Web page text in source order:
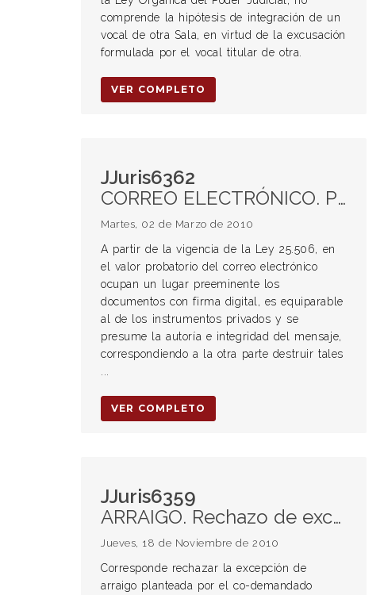
comprende la hipótesis de integración de un
vocal de otra Sala, en virtud de la excusación
formulada por el vocal titular de otra.
VER COMPLETO
JJuris6362
CORREO ELECTRÓNICO. Prueba. Valor probatorio. DAÑOS Y PERJUICIOS. Responsabilidad precontractual. Firma digital.
Martes, 02 de Marzo de 2010
A partir de la vigencia de la Ley 25.506, en
el valor probatorio del correo electrónico
ocupan un lugar preeminente los
documentos con firma digital, es equiparable
al de los instrumentos privados y se
presume la autoría e integridad del mensaje,
correspondiendo a la otra parte destruir tales
VER COMPLETO
JJuris6359
ARRAIGO. Rechazo de excepción de arraigo en causas de familia. Derecho a la identidad.
Jueves, 18 de Noviembre de 2010
Corresponde rechazar la excepción de
arraigo planteada por el co-demandado